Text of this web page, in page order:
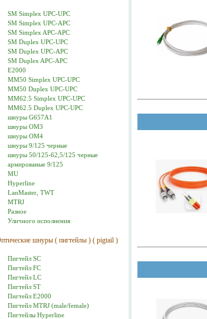
SM Simplex UPC-UPC
SM Simplex UPC-APC
SM Simplex APC-APC
SM Duplex UPC-UPC
SM Duplex UPC-APC
SM Duplex APC-APC
E2000
MM50 Simplex UPC-UPC
MM50 Duplex UPC-UPC
MM62.5 Simplex UPC-UPC
MM62.5 Duplex UPC-UPC
шнуры G657A1
шнуры ОМ3
шнуры ОМ4
шнуры 9/125 черные
шнуры 50/125-62,5/125 черные
армированые 9/125
MU
Hyperline
LanMaster, TWT
MTRJ
Разное
Уличного исполнения
шнуры ( пигтейлы ) ( pigtail )
Пигтейл SC
Пигтейл FC
Пигтейл LC
Пигтейл ST
Пигтейл E2000
Пигтейл MTRJ (male/female)
Пигтейлы Hyperline